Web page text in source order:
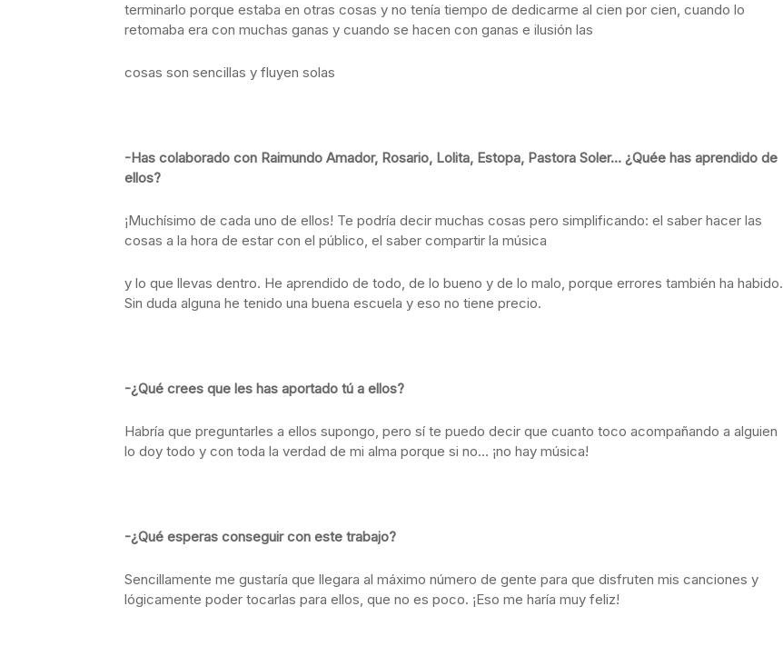
terminarlo porque estaba en otras cosas y no tenía tiempo de dedicarme al cien por cien, cuando lo
retomaba era con muchas ganas y cuando se hacen con ganas e ilusión las
cosas son sencillas y fluyen solas
-Has colaborado con Raimundo Amador, Rosario, Lolita, Estopa, Pastora Soler… ¿Quée has aprendido de
ellos?
¡Muchísimo de cada uno de ellos! Te podría decir muchas cosas pero simplificando: el saber hacer las
cosas a la hora de estar con el público, el saber compartir la música
y lo que llevas dentro. He aprendido de todo, de lo bueno y de lo malo, porque errores también ha habido.
Sin duda alguna he tenido una buena escuela y eso no tiene precio.
-¿Qué crees que les has aportado tú a ellos?
Habría que preguntarles a ellos supongo, pero sí te puedo decir que cuanto toco acompañando a alguien
lo doy todo y con toda la verdad de mi alma porque si no… ¡no hay música!
-¿Qué esperas conseguir con este trabajo?
Sencillamente me gustaría que llegara al máximo número de gente para que disfruten mis canciones y
lógicamente poder tocarlas para ellos, que no es poco. ¡Eso me haría muy feliz!